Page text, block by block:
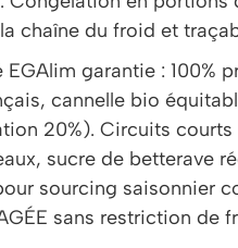
chaîne du froid et
garantie : 100%
cannelle bio
20%). Circuits
sucre de betterave
sourcing saisonnier
sans restriction de